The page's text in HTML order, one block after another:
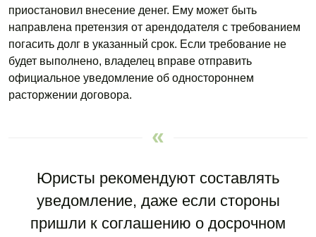
приостановил внесение денег. Ему может быть
направлена претензия от арендодателя с требованием
погасить долг в указанный срок. Если требование не
будет выполнено, владелец вправе отправить
официальное уведомление об одностороннем
расторжении договора.
Юристы рекомендуют составлять
уведомление, даже если стороны
пришли к соглашению о досрочном